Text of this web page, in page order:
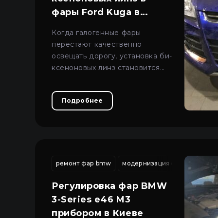
фары Ford Kuga в
Когда галогенные фары
перестают качественно
освещать дорогу, установка би-
ксеноновых линз становится
для восстановления
безопасного света.
Подробнее
ремонт фар bmw модернизация фар киев
Регулировка фар BMW
3-Series e46 M3
прибором в Киеве